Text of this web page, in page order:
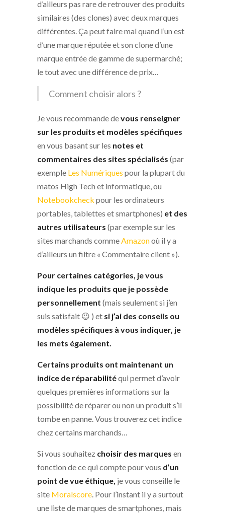
d’ailleurs pas rare de retrouver des produits
similaires (des clones) avec deux marques
différentes. Ça peut faire mal quand l’un est
d’une marque réputée et son clone d’une
marque entrée de gamme de supermarché;
le tout avec une différence de prix…
Comment choisir alors ?
Je vous recommande devous renseigner
sur les produits et modèles spécifiques
en vous basant sur les notes et
commentaires des sites spécialisés (par
exemple Les Numériques pour la plupart du
matos High Tech et informatique, ou
Notebookcheck pour les ordinateurs
portables, tablettes et smartphones) et des
autres utilisateurs (par exemple sur les
sites marchands commeAmazonoù il y a
d’ailleurs un filtre « Commentaire client »).
Pour certaines catégories, je vous
indique les produits que je possède
personnellement (mais seulement si j’en
suis satisfait 😉 ) et si j’ai des conseils ou
modèles spécifiques à vous indiquer, je
les mets également.
Certains produits ont maintenant un
indice de réparabilitéqui permet d’avoir
quelques premières informations sur la
possibilité de réparer ou non un produit s’il
tombe en panne. Vous trouverez cet indice
chez certains marchands…
Si vous souhaitez choisir des marques en
fonction de ce qui compte pour vous d’un
point de vue éthique, je vous conseille le
site Moralscore. Pour l’instant il y a surtout
une liste de marques de smartphones, mais